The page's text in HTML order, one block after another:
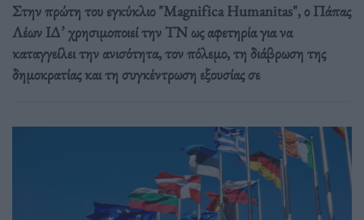
Στην πρώτη του εγκύκλιο "Magnifica Humanitas", ο Πάπας
Λέων ΙΔ’ χρησιμοποιεί την ΤΝ ως αφετηρία για να
καταγγείλει την ανισότητα, τον πόλεμο, τη διάβρωση της
δημοκρατίας και τη συγκέντρωση εξουσίας σε